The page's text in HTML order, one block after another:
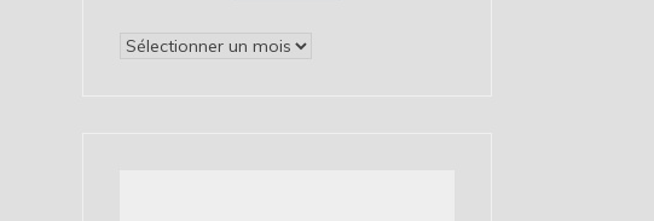
Archives